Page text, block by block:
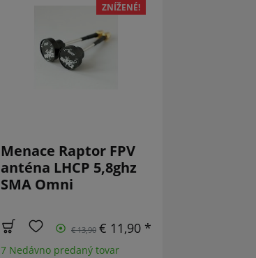
ZNÍŽENÉ!
Menace Raptor FPV
anténa LHCP 5,8ghz
SMA Omni
€ 13,90 € 11,90 *
7 Nedávno predaný tovar